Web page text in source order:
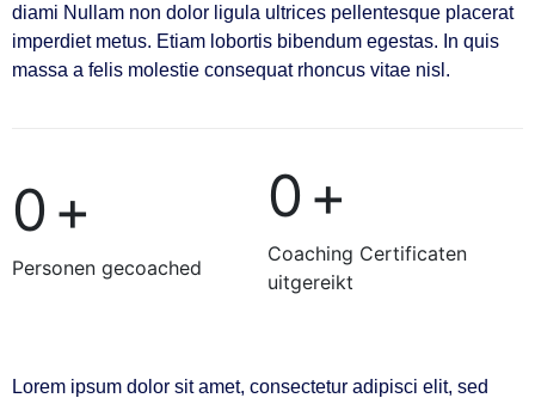
diami Nullam non dolor ligula ultrices pellentesque placerat
imperdiet metus. Etiam lobortis bibendum egestas. In quis
massa a felis molestie consequat rhoncus vitae nisl.
0+
Personen gecoached
0+
Coaching Certificaten
uitgereikt
Lorem ipsum dolor sit amet, consectetur adipisci elit, sed